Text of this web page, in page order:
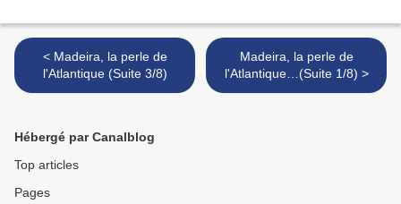
< Madeira, la perle de
l'Atlantique (Suite 3/8)
Madeira, la perle de
l'Atlantique…(Suite 1/8) >
Hébergé par Canalblog
Top articles
Pages